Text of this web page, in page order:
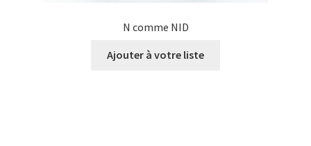
N comme NID
Ajouter à votre liste